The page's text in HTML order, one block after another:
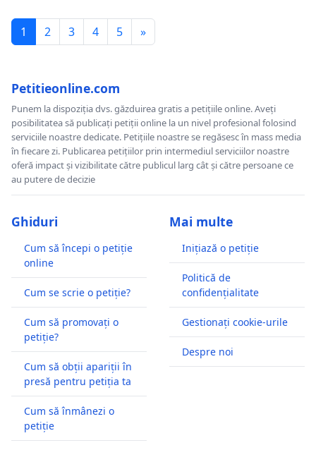
1 2 3 4 5 »
Petitieonline.com
Punem la dispoziția dvs. găzduirea gratis a petițiile online. Aveți
posibilitatea să publicați petiții online la un nivel profesional folosind
serviciile noastre dedicate. Petițiile noastre se regăsesc în mass media
în fiecare zi. Publicarea petițiilor prin intermediul serviciilor noastre
oferă impact și vizibilitate către publicul larg cât și către persoane ce
au putere de decizie
Ghiduri
Cum să începi o petiție
online
Cum se scrie o petiție?
Cum să promovați o
petiție?
Cum să obții apariții în
presă pentru petiția ta
Cum să înmânezi o
petiție
Mai multe
Inițiază o petiție
Politică de
confidențialitate
Gestionați cookie-urile
Despre noi